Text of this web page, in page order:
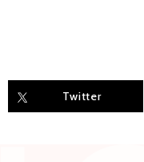
Twitter